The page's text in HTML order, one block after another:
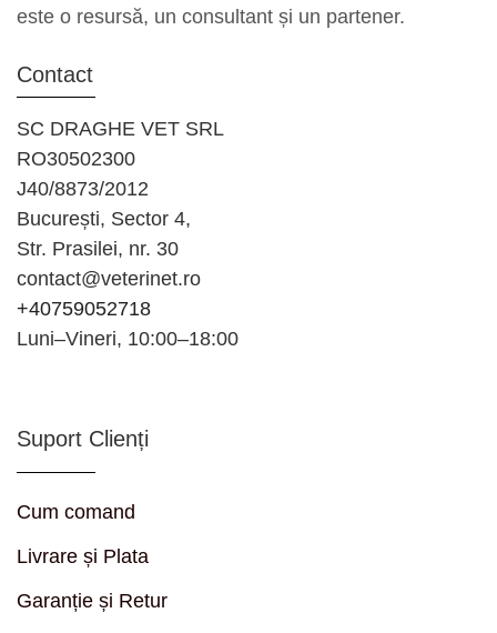
este o resursă, un consultant și un partener.
Contact
SC DRAGHE VET SRL
RO30502300
J40/8873/2012
București, Sector 4,
Str. Prasilei, nr. 30
contact@veterinet.ro
+40759052718
Luni–Vineri, 10:00–18:00
Suport Clienți
Cum comand
Livrare și Plata
Garanție și Retur